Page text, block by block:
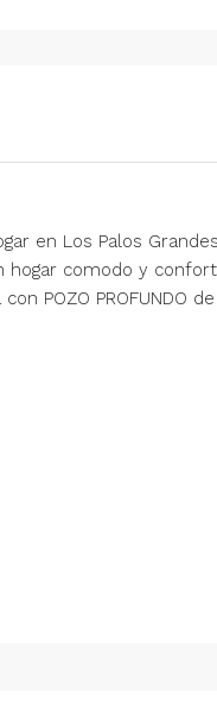
en Los Palos
comodo y
POZO PROFUNDO